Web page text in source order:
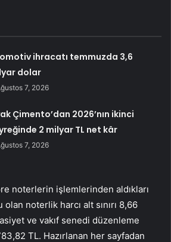
ihracatı temmuzda 3,6
dolar
7, 2026
Çimento’dan 2026’nın ikinci
2 milyar TL net kâr
7, 2026
noterlerin işlemlerinden aldıkları
noterlik harcı alt sınırı 8,66
ve vakıf senedi düzenleme
TL. Hazırlanan her sayfadan